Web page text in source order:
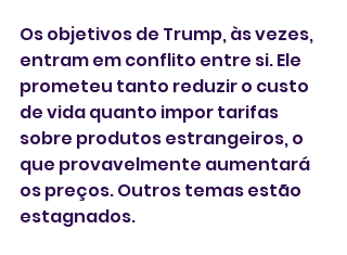
Os objetivos de Trump, às vezes,
entram em conflito entre si. Ele
prometeu tanto reduzir o custo
de vida quanto impor tarifas
sobre produtos estrangeiros, o
que provavelmente aumentará
os preços. Outros temas estão
estagnados.